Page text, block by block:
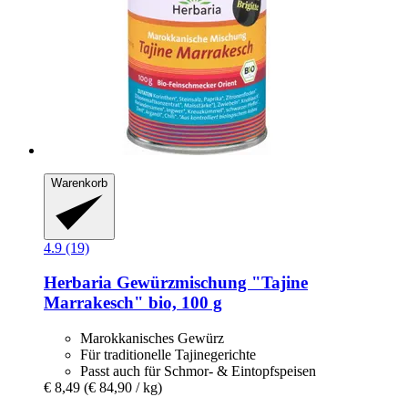
Warenkorb
4.9 (19)
Herbaria Gewürzmischung "Tajine
Marrakesch" bio, 100 g
Marokkanisches Gewürz
Für traditionelle Tajinegerichte
Passt auch für Schmor- & Eintopfspeisen
€ 8,49 (€ 84,90 / kg)